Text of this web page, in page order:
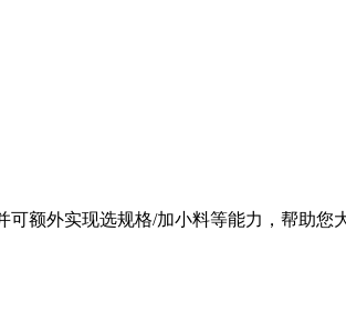
可额外实现选规格/加小料等能力，帮助您